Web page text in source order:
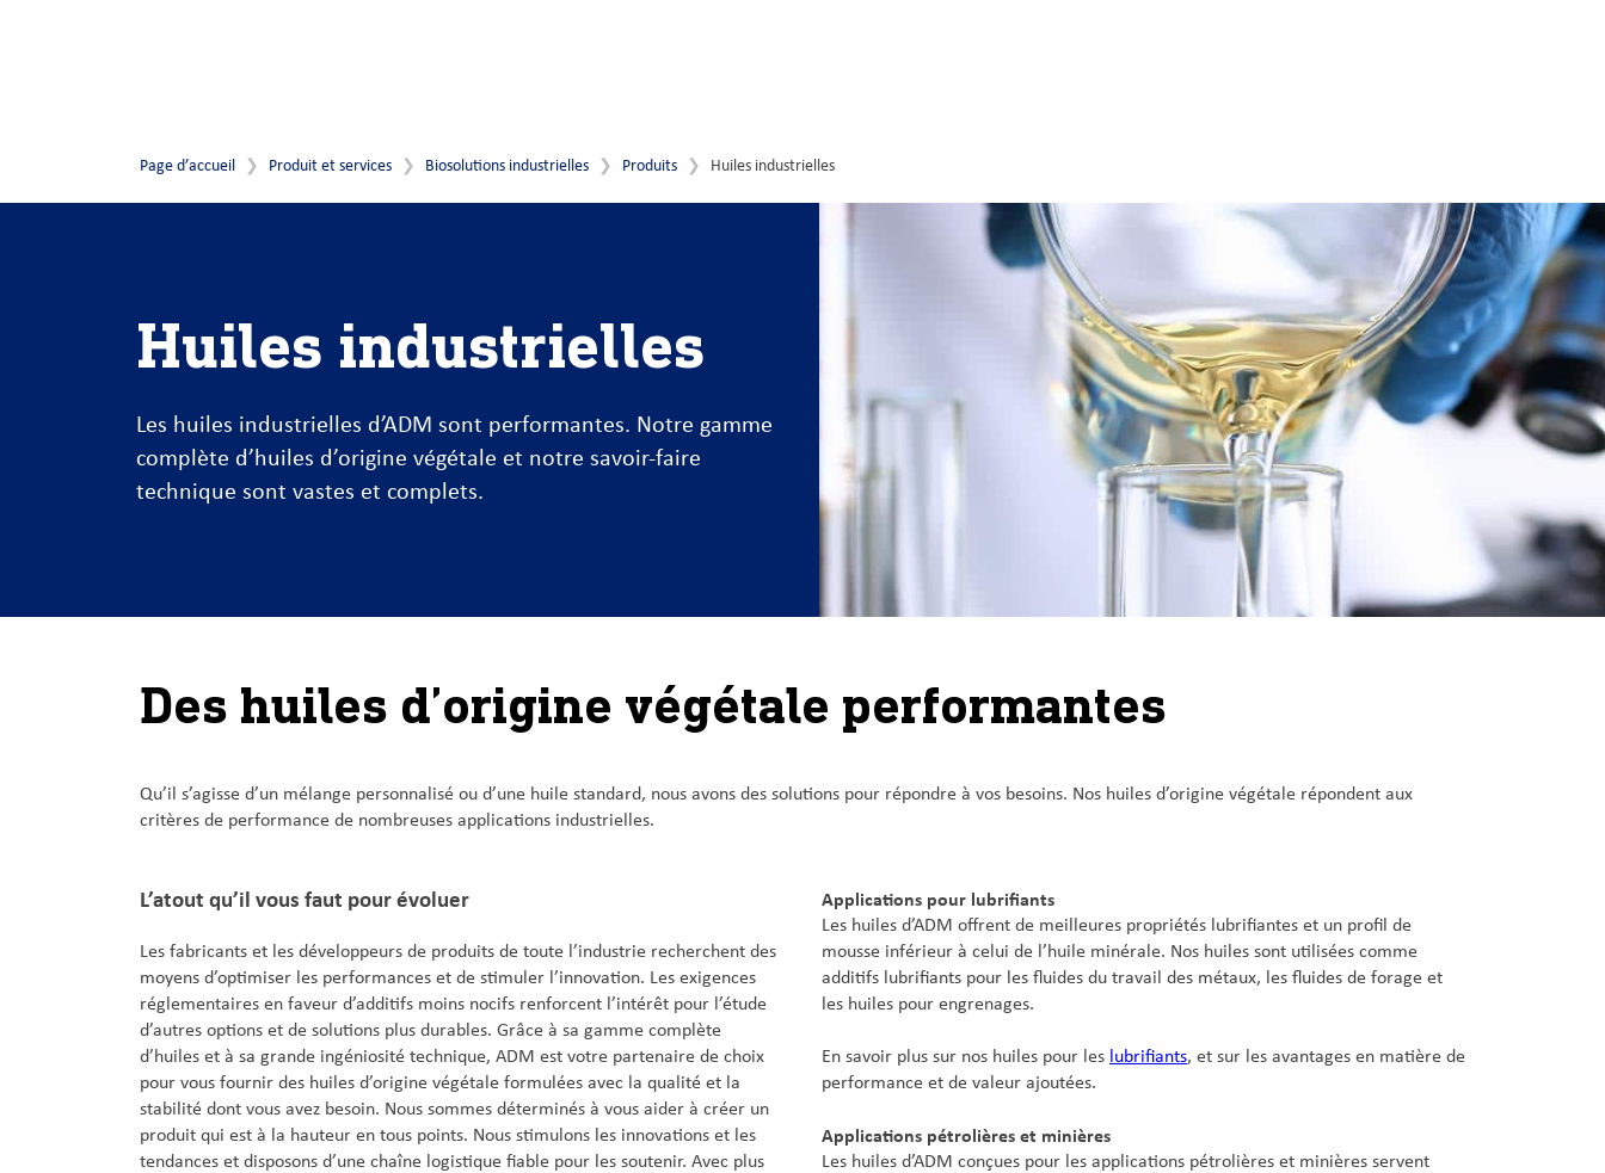
Page d’accueil Produit et services Biosolutions industrielles Produits Huiles industrielles
Huiles industrielles
Les huiles industrielles d’ADM sont performantes. Notre gamme
complète d’huiles d’origine végétale et notre savoir-faire
technique sont vastes et complets.
Des huiles d’origine végétale performantes
Qu’il s’agisse d’un mélange personnalisé ou d’une huile standard, nous avons des solutions pour répondre à vos besoins. Nos huiles d’origine végétale répondent aux
critères de performance de nombreuses applications industrielles.
L’atout qu’il vous faut pour évoluer
Les fabricants et les développeurs de produits de toute l’industrie recherchent des
moyens d’optimiser les performances et de stimuler l’innovation. Les exigences
réglementaires en faveur d’additifs moins nocifs renforcent l’intérêt pour l’étude
d’autres options et de solutions plus durables. Grâce à sa gamme complète
d’huiles et à sa grande ingéniosité technique, ADM est votre partenaire de choix
pour vous fournir des huiles d’origine végétale formulées avec la qualité et la
stabilité dont vous avez besoin. Nous sommes déterminés à vous aider à créer un
produit qui est à la hauteur en tous points. Nous stimulons les innovations et les
tendances et disposons d’une chaîne logistique fiable pour les soutenir. Avec plus
Applications pour lubrifiants
Les huiles d’ADM offrent de meilleures propriétés lubrifiantes et un profil de
mousse inférieur à celui de l’huile minérale. Nos huiles sont utilisées comme
additifs lubrifiants pour les fluides du travail des métaux, les fluides de forage et
les huiles pour engrenages.
En savoir plus sur nos huiles pour les lubrifiants, et sur les avantages en matière de
performance et de valeur ajoutées.
Applications pétrolières et minières
Les huiles d’ADM conçues pour les applications pétrolières et minières servent